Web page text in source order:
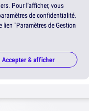
Pour l'afficher, vous
de confidentialité.
"Paramètres de Gestion
Accepter & afficher